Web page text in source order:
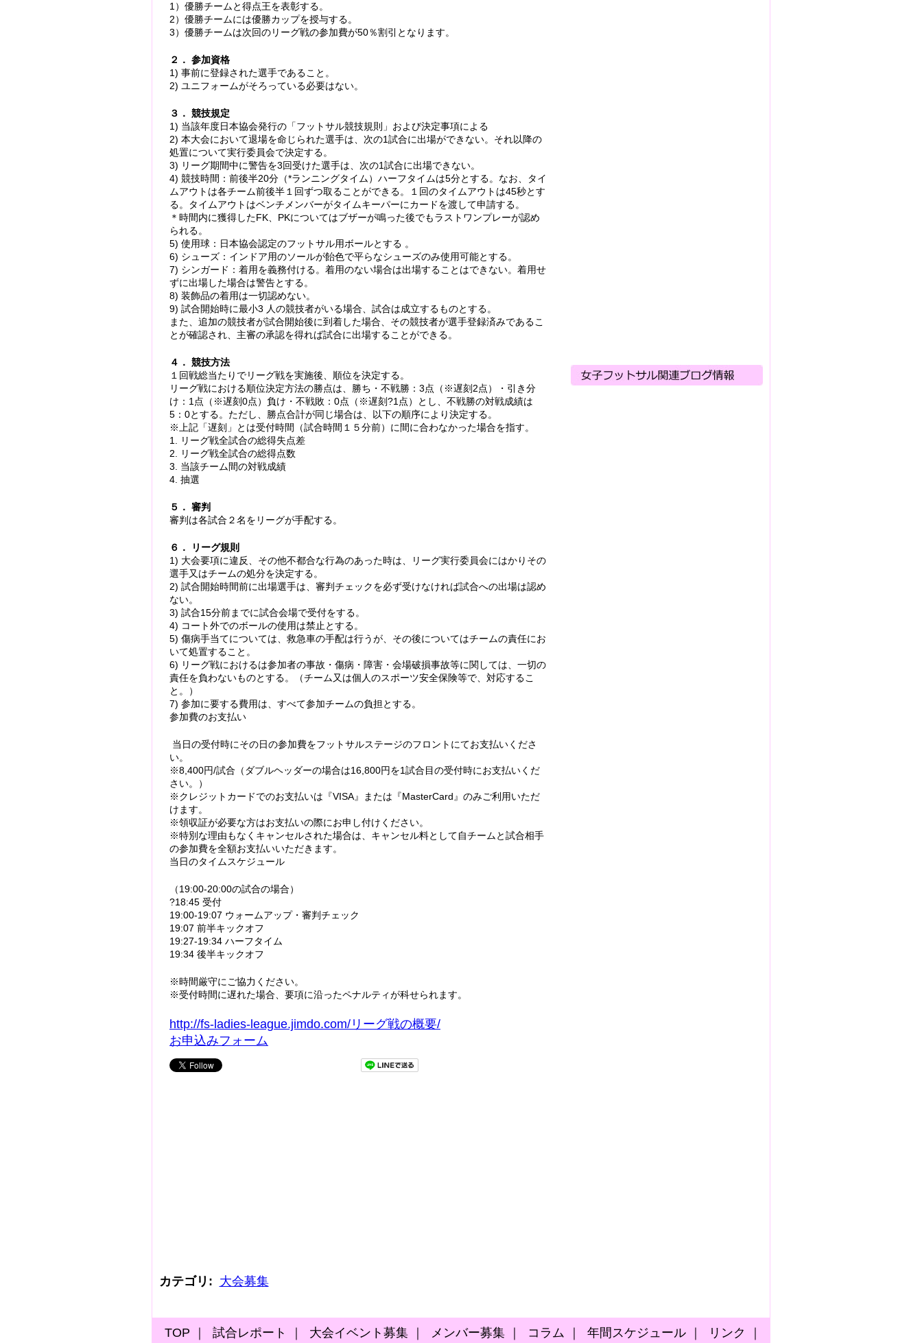
1）優勝チームと得点王を表彰する。
2）優勝チームには優勝カップを授与する。
3）優勝チームは次回のリーグ戦の参加費が50％割引となります。
２． 参加資格
1) 事前に登録された選手であること。
2) ユニフォームがそろっている必要はない。
３． 競技規定
1) 当該年度日本協会発行の「フットサル競技規則」および決定事項による
2) 本大会において退場を命じられた選手は、次の1試合に出場ができない。それ以降の
処置について実行委員会で決定する。
3) リーグ期間中に警告を3回受けた選手は、次の1試合に出場できない。
4) 競技時間：前後半20分（*ランニングタイム）ハーフタイムは5分とする。なお、タイ
ムアウトは各チーム前後半１回ずつ取ることができる。１回のタイムアウトは45秒とす
る。タイムアウトはベンチメンバーがタイムキーパーにカードを渡して申請する。
＊時間内に獲得したFK、PKについてはブザーが鳴った後でもラストワンプレーが認め
られる。
5) 使用球：日本協会認定のフットサル用ボールとする 。
6) シューズ：インドア用のソールが飴色で平らなシューズのみ使用可能とする。
7) シンガード：着用を義務付ける。着用のない場合は出場することはできない。着用せ
ずに出場した場合は警告とする。
8) 装飾品の着用は一切認めない。
9) 試合開始時に最小3 人の競技者がいる場合、試合は成立するものとする。
また、追加の競技者が試合開始後に到着した場合、その競技者が選手登録済みであるこ
とが確認され、主審の承認を得れば試合に出場することができる。
４． 競技方法
１回戦総当たりでリーグ戦を実施後、順位を決定する。
リーグ戦における順位決定方法の勝点は、勝ち・不戦勝：3点（※遅刻2点）・引き分
け：1点（※遅刻0点）負け・不戦敗：0点（※遅刻?1点）とし、不戦勝の対戦成績は
5：0とする。ただし、勝点合計が同じ場合は、以下の順序により決定する。
※上記「遅刻」とは受付時間（試合時間１５分前）に間に合わなかった場合を指す。
1. リーグ戦全試合の総得失点差
2. リーグ戦全試合の総得点数
3. 当該チーム間の対戦成績
4. 抽選
５． 審判
審判は各試合２名をリーグが手配する。
６． リーグ規則
1) 大会要項に違反、その他不都合な行為のあった時は、リーグ実行委員会にはかりその
選手又はチームの処分を決定する。
2) 試合開始時間前に出場選手は、審判チェックを必ず受けなければ試合への出場は認め
ない。
3) 試合15分前までに試合会場で受付をする。
4) コート外でのボールの使用は禁止とする。
5) 傷病手当てについては、救急車の手配は行うが、その後についてはチームの責任にお
いて処置すること。
6) リーグ戦におけるは参加者の事故・傷病・障害・会場破損事故等に関しては、一切の
責任を負わないものとする。（チーム又は個人のスポーツ安全保険等で、対応するこ
と。）
7) 参加に要する費用は、すべて参加チームの負担とする。
参加費のお支払い
当日の受付時にその日の参加費をフットサルステージのフロントにてお支払いくださ
い。
※8,400円/試合（ダブルヘッダーの場合は16,800円を1試合目の受付時にお支払いくだ
さい。）
※クレジットカードでのお支払いは『VISA』または『MasterCard』のみご利用いただ
けます。
※領収証が必要な方はお支払いの際にお申し付けください。
※特別な理由もなくキャンセルされた場合は、キャンセル料として自チームと試合相手
の参加費を全額お支払いいただきます。
当日のタイムスケジュール
（19:00-20:00の試合の場合）
?18:45 受付
19:00-19:07 ウォームアップ・審判チェック
19:07 前半キックオフ
19:27-19:34 ハーフタイム
19:34 後半キックオフ
※時間厳守にご協力ください。
※受付時間に遅れた場合、要項に沿ったペナルティが科せられます。
http://fs-ladies-league.jimdo.com/リーグ戦の概要/
お申込みフォーム
カテゴリ : 大会募集
TOP 試合レポート 大会イベント募集 メンバー募集 コラム 年間スケジュール リンク